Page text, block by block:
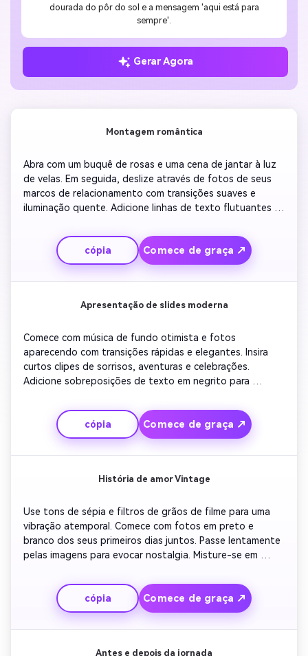
dourada do pôr do sol e a mensagem 'aqui está para
sempre'.
Gerar Agora
Montagem romântica
Abra com um buquê de rosas e uma cena de jantar à luz
de velas. Em seguida, deslize através de fotos de seus
marcos de relacionamento com transições suaves e
iluminação quente. Adicione linhas de texto flutuantes
batida com sua música de amor favorita. Desaparece em
um clipe em câmera lenta de segurar as mãos ou dançar.
Terminar com uma mensagem brilhante que diz 'Feliz
Aniversário' cercado por brilhos.
cópia Comece de graça ↗
Apresentação de slides moderna
Comece com música de fundo otimista e fotos
aparecendo com transições rápidas e elegantes. Insira
curtos clipes de sorrisos, aventuras e celebrações.
Adicione sobreposições de texto em negrito para
favorita'. Mantenha o ritmo de edição animado e
moderno. Conclua com animação de confetes vibrantes e
sua data de aniversário aparecendo elegantemente na
tela.
cópia Comece de graça ↗
História de amor Vintage
Use tons de sépia e filtros de grãos de filme para uma
vibração atemporal. Comece com fotos em preto e
branco dos seus primeiros dias juntos. Passe lentamente
pelas imagens para evocar nostalgia. Misture-se em
aparecem. Introduzir um antigo efeito de projetor de
filme no meio do caminho. Termine com um texto escrito
à mão que lê 'Nossa história continua' contra um pôr do
sol desaparecendo.
cópia Comece de graça ↗
Antes e depois da jornada